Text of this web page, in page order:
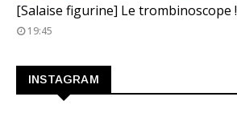
[Salaise figurine] Le trombinoscope !
19:45
INSTAGRAM